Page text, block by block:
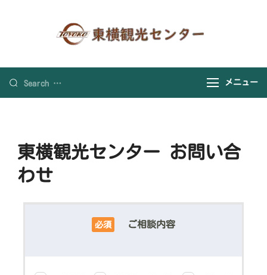
店
メニュー
東横観光センター お問い合
わせ
必須 ご相談内容